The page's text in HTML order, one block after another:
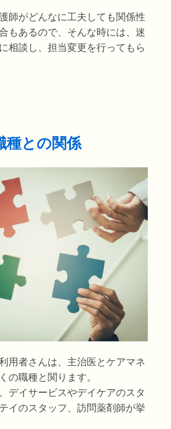
師がどんなに工夫しても関係性
もあるので、そんな時には、迷
相談し、担当変更を行ってもら
種との関係
用者さんは、主治医とケアマネ
の職種と関ります。
デイサービスやデイケアのスタ
イのスタッフ、訪問薬剤師が挙